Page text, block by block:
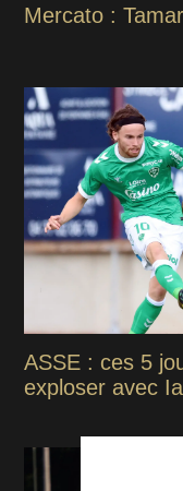
Mercato :
ASSE : ces 5
exploser avec